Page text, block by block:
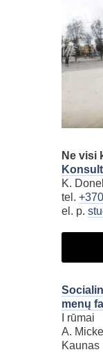
Ne visi
K.
tel.
el. p.
menų
I rūmai
A.
Kaunas